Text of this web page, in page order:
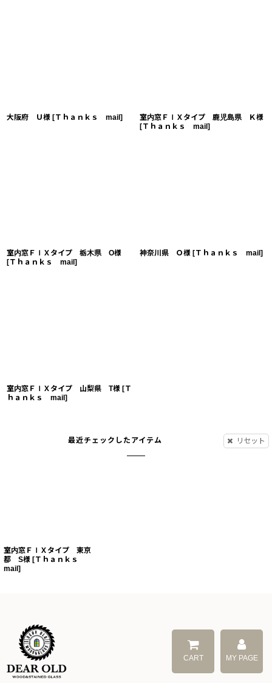
大阪府 Ｕ様 [Ｔｈａｎｋｓ mail ]
室内窓ＦＩＸタイプ 鹿児島県 Ｋ様
[Ｔｈａｎｋｓ mail ]
室内窓ＦＩＸタイプ 栃木県 O様
[Ｔｈａｎｋｓ mail ]
神奈川県 Ｏ様 [Ｔｈａｎｋｓ mail ]
室内窓ＦＩＸタイプ 山梨県 T様 [Ｔ
ｈａｎｋｓ mail ]
最近チェックしたアイテム リセット
室内窓ＦＩＸタイプ 東京
都 S様 [Ｔｈａｎｋｓ
mail ]
CART MY PAGE